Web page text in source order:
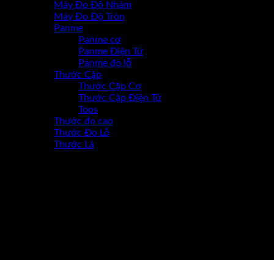
Máy Đo Đô Nhám
Máy Đo Độ Tròn
Panme
Panme cơ
Panme Điện Tử
Panme đo lỗ
Thước Cặp
Thước Cặp Cơ
Thước Cặp Điện Tử
Tops
Thước đo cao
Thước Đo Lỗ
Thước Lá